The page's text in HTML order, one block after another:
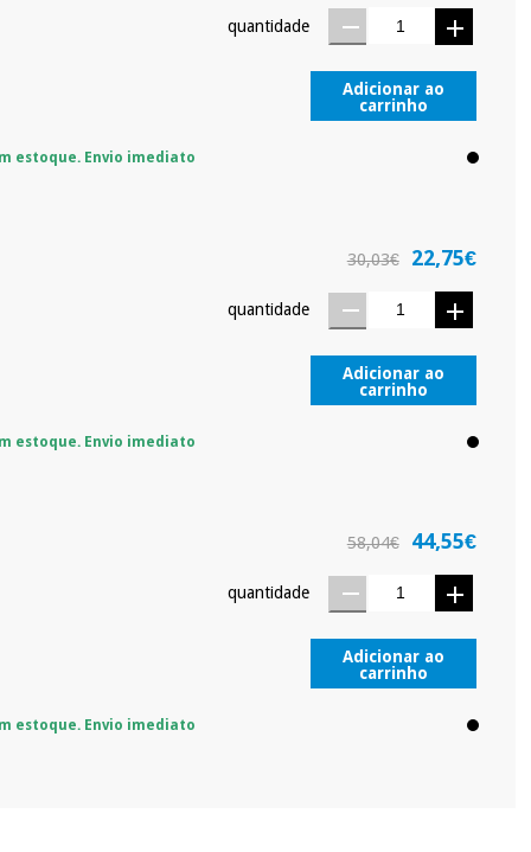
Não vendemos os seus dados a terceiros nem o
quantidade
Adicionar ao
carrinho
estoque. Envio imediato
30,03€ 22,75€
quantidade
Adicionar ao
carrinho
estoque. Envio imediato
58,04€ 44,55€
quantidade
Adicionar ao
carrinho
estoque. Envio imediato